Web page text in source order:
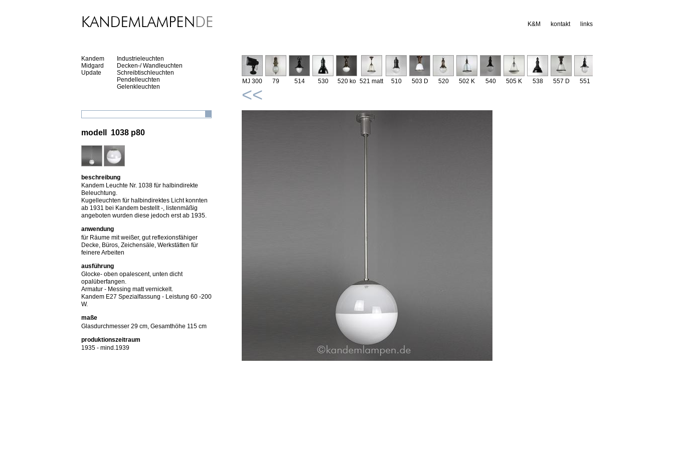
K&M kontakt links
Kandem
Midgard
Update
Industrieleuchten
Decken-/ Wandleuchten
Schreibtischleuchten
Pendelleuchten
Gelenkleuchten
modell 1038 p80
beschreibung
Kandem Leuchte Nr. 1038 für halbindirekte
Beleuchtung.
Kugelleuchten für halbindirektes Licht konnten
ab 1931 bei Kandem bestellt -, listenmäßig
angeboten wurden diese jedoch erst ab 1935.
anwendung
für Räume mit weißer, gut reflexionsfähiger
Decke, Büros, Zeichensäle, Werkstätten für
feinere Arbeiten
ausführung
Glocke- oben opalescent, unten dicht
opalüberfangen.
Armatur - Messing matt vernickelt.
Kandem E27 Spezialfassung - Leistung 60 -200
W.
maße
Glasdurchmesser 29 cm, Gesamthöhe 115 cm
produktionszeitraum
1935 - mind.1939
MJ 300 79 514 530 520 ko 521 matt 510 503 D 520 502 K 540 505 K 538 557 D 551
<<